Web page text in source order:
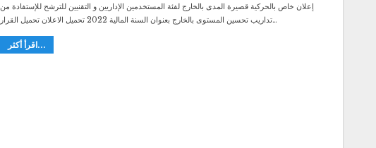
إعلان خاص بالحركية قصيرة المدى بالخارج لفئة المستخدمين الإداريين و التقنيين للترشح للإستفادة من
تداريب تحسين المستوى بالخارج بعنوان السنة المالية 2022 تحميل الاعلان تحميل القرار…
اقرأ أكثر...